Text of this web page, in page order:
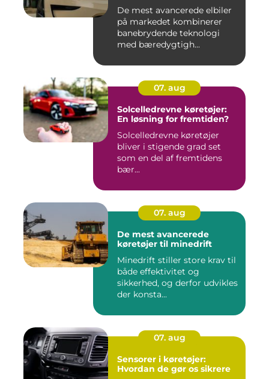
De mest avancerede elbiler
på markedet kombinerer
banebrydende teknologi
med bæredygtigh...
07. aug
Solcelledrevne køretøjer:
En løsning for fremtiden?
Solcelledrevne køretøjer
bliver i stigende grad set
som en del af fremtidens
bær...
07. aug
De mest avancerede
køretøjer til minedrift
Minedrift stiller store krav til
både effektivitet og
sikkerhed, og derfor udvikles
der konsta...
07. aug
Sensorer i køretøjer:
Hvordan de gør os sikrere